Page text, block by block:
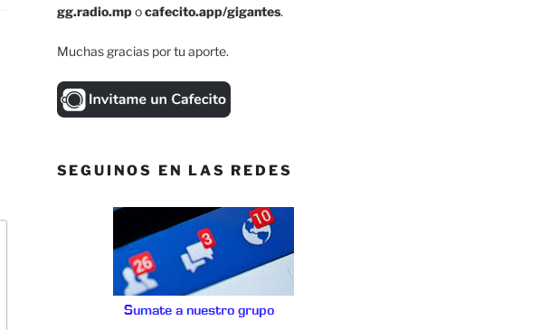
gg.radio.mpocafecito.app/gigantes.
Muchas gracias por tu aporte.
SEGUINOS EN LAS REDES